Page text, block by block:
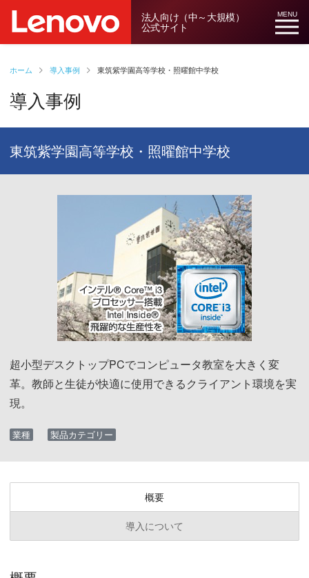
法人向け（中～大規模）
公式サイト
MENU
ホーム 導入事例 東筑紫学園高等学校・照曜館中学校
導入事例
東筑紫学園高等学校・照曜館中学校
超小型デスクトップPCでコンピュータ教室を大きく変
革。教師と生徒が快適に使用できるクライアント環境を実
現。
業種 製品カテゴリー
概要
導入について